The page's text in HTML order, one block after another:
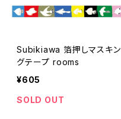
Subikiawa 箔押しマスキン
グテープ rooms
¥605
SOLD OUT